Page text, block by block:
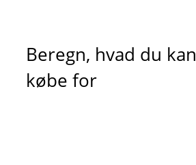
Beregn, hvad du kan
købe for